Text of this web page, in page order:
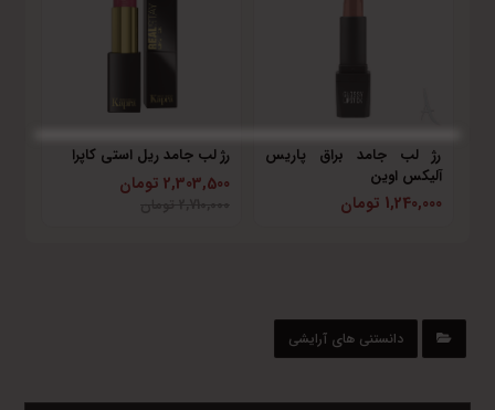
رژ لب جامد براق پاریس
آلیکس اوین
1,240,000 تومان
رژ لب جامد ریل استی کاپرا
2,303,500 تومان
دانستنی های آرایشی